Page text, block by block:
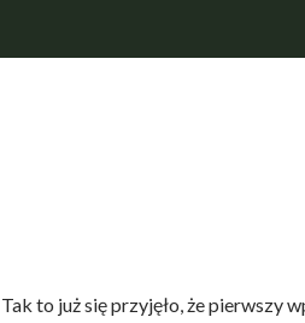
Tak to już się przyjęło, że pierwszy